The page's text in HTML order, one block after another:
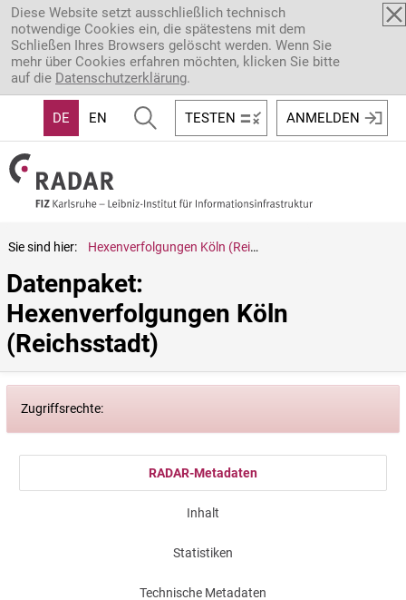
Direkt zum Inhalt
Diese Website setzt ausschließlich technisch
notwendige Cookies ein, die spätestens mit dem
Schließen Ihres Browsers gelöscht werden. Wenn Sie
mehr über Cookies erfahren möchten, klicken Sie bitte
auf die Datenschutzerklärung.
DE EN TESTEN ANMELDEN
Sie sind hier: Hexenverfolgungen Köln (Reichsstadt)
Datenpaket:
Hexenverfolgungen Köln
(Reichsstadt)
Zugriffsrechte:
RADAR-Metadaten
Inhalt
Statistiken
Technische Metadaten